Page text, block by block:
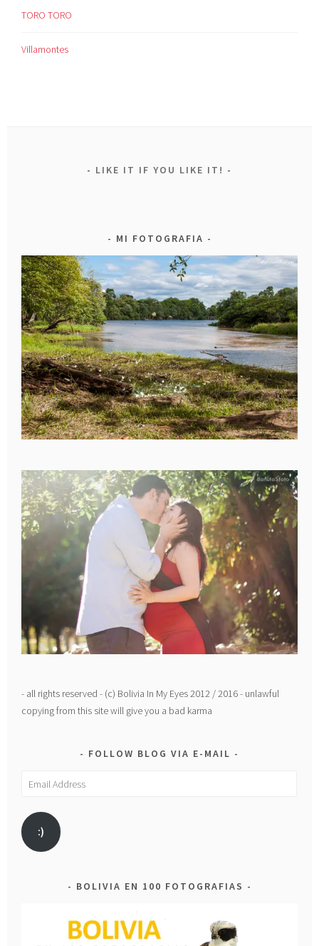
TORO TORO
Villamontes
LIKE IT IF YOU LIKE IT!
MI FOTOGRAFIA
- all rights reserved - (c) Bolivia In My Eyes 2012 / 2016 - unlawful
copying from this site will give you a bad karma
FOLLOW BLOG VIA E-MAIL
Email
:)
BOLIVIA EN 100 FOTOGRAFIAS